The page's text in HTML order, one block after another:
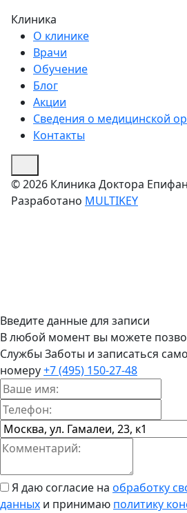
Клиника
О клинике
Врачи
Обучение
Блог
Акции
Сведения о медицинской
Контакты
© 2026 Клиника Доктора
Разработано MULTIKEY
Введите данные для записи
В любой момент вы можете
Службы Заботы и записаться
номеру+7 (495) 150-27-48
Я даю согласие на обработку
данных и принимаю политику